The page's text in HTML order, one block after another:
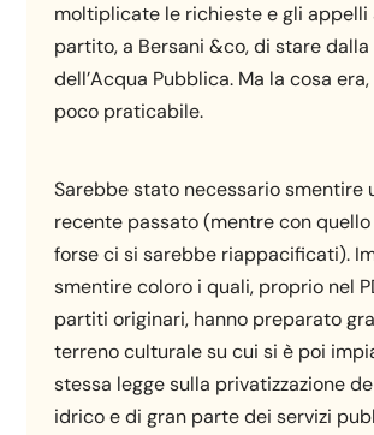
moltiplicate le richieste e gli appelli
partito, a Bersani &co, di stare
dell’Acqua Pubblica. Ma la cosa
poco praticabile.
Sarebbe stato necessario smentire
recente passato (mentre con
forse ci si sarebbe riappacificati).
smentire coloro i quali, proprio nel
partiti originari, hanno preparato
terreno culturale su cui si è poi
stessa legge sulla privatizzazione
idrico e di gran parte dei servizi